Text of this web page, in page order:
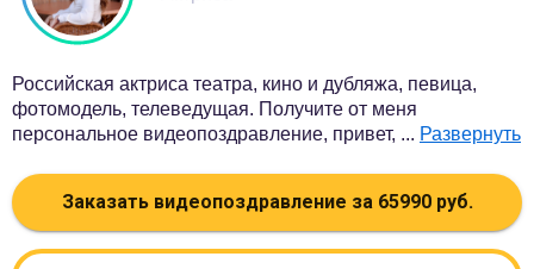
Российская актриса театра, кино и дубляжа, певица,
фотомодель, телеведущая. Получите от меня
персональное видеопоздравление, привет, ... Развернуть
Заказать видеопоздравление за 65990руб.